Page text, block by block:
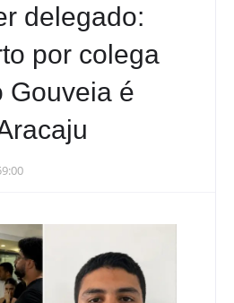
delegado:
por colega
Gouveia é